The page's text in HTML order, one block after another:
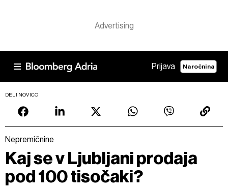
Prijava Naročnina
DELI NOVICO
Nepremičnine
Kaj se v Ljubljani prodaja
pod 100 tisočaki?